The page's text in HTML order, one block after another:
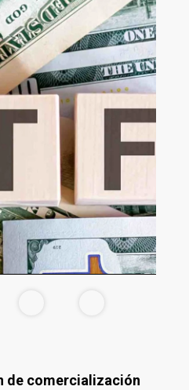
de comercialización